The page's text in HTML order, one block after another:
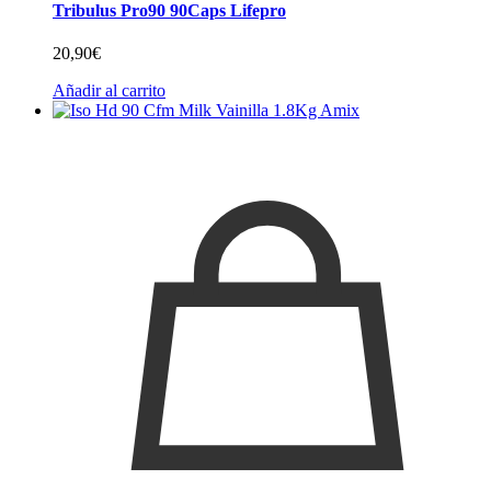
Tribulus Pro90 90Caps Lifepro
20,90€
Añadir al carrito